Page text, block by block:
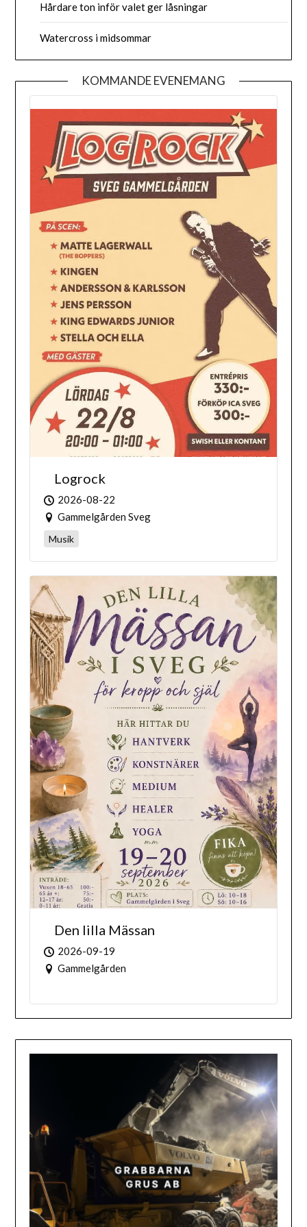
Hårdare ton inför valet ger låsningar
Watercross i midsommar
KOMMANDE EVENEMANG
Logrock
2026-08-22
Gammelgården Sveg
Musik
Den lilla Mässan
2026-09-19
Gammelgården